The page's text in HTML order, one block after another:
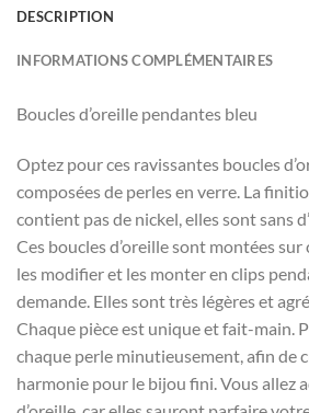
DESCRIPTION
INFORMATIONS COMPLÉMENTAIRES
Boucles d’oreille pendantes bleu
Optez pour ces ravissantes boucles
composées de perles en verre. La
contient pas de nickel, elles sont sans
Ces boucles d’oreille sont montées
les modifier et les monter en clips
demande. Elles sont très légères et
Chaque pièce est unique et fait-main.
chaque perle minutieusement, afin de
harmonie pour le bijou fini. Vous allez